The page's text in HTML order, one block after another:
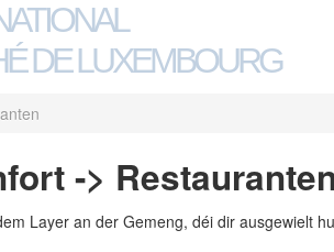
DE LUXEMBOURG
->
Layer an der Gemeng, déi dir ausgewielt